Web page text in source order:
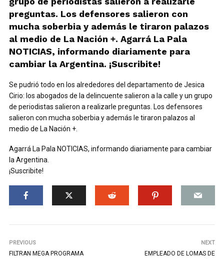
preguntas. Los defensores salieron con
mucha soberbia y además le tiraron palazos
al medio de La Nación +. Agarrá La Pala
NOTICIAS, informando diariamente para
cambiar la Argentina. ¡Suscribite!
Se pudrió todo en los alrededores del departamento de Jesica
Cirio: los abogados de la delincuente salieron a la calle y un grupo
de periodistas salieron a realizarle preguntas. Los defensores
salieron con mucha soberbia y además le tiraron palazos al
medio de La Nación +.
Agarrá La Pala NOTICIAS, informando diariamente para cambiar
la Argentina.
¡Suscribite!
PREVIOUS
FILTRAN MEGA PROGRAMA
NEXT
EMPLEADO DE LOMAS DE